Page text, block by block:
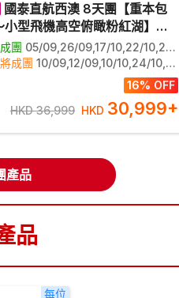
國泰直航西澳 8天團【重本包
小型飛機高空俯瞰粉紅湖】
安尊享5GB數據卡~1/5-31/12
團適用】、【深入參觀羅特尼
「最快樂動物」~短尾矮袋鼠】
住國際五星級酒店，非一般市
星】
團 05/09,26/09,17/10,22/10,21/12,05/02
成團 10/09,12/09,10/10,24/10,31/10,12/11,14/11,21/11,26/11,28/11,05/12,12/12,13/12,19/12,25/12,27/12,01/01,09/01,14/01,16/01
03/10,08/11,22/11,03/12,02/01,17/04
16% OFF
HKD 36,999 HKD 30,999+
產品
品
每位